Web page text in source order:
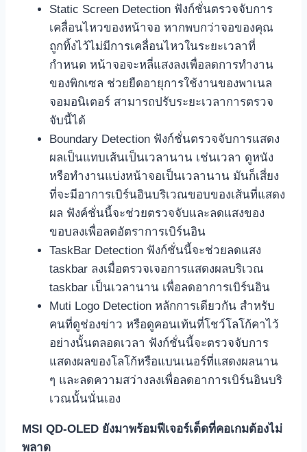
Static Screen Detection ฟังก์ชั่นตรวจจับการ
เคลื่อนไหวของหน้าจอ หากพบกว่าจอของคุณ
ถูกทิ้งไว้ไม่มีการเคลื่อนไหวในระยะเวลาที่
กำหนด หน้าจอจะหลี่แสงลงเพื่อลดการทำงาน
ของพิกเซล ช่วยยืดอายุการใช้งานของพาเนล
จอมอนิเตอร์ สามารถปรับระยะเวลาการตรวจ
จับนี้ได้
Boundary Detection ฟังก์ชั่นตรวจจับการแสดง
ผลเป็นแทบเส้นเป็นเวลานาน เช่นเวลา ดูหนัง
หรือทำงานแบ่งหน้าจอเป็นเวลานาน มันก็เสี่ยง
ที่จะมีอาการเบิร์นอินบริเวณขอบของเส้นที่แสดง
ผล ฟังค์ชั่นนี้จะช่วยตรวจจับและลดแสงของ
ขอบลงเพื่อลดอัตราการเบิร์นอิน
TaskBar Detection ฟังก์ชั่นนี้จะช่วยลดแสง
taskbar ลงเมื่อตรวจเจอการแสดงผลบริเวณ
taskbar เป็นเวลานาน เพื่อลดอาการเบิร์นอิน
Muti Logo Detection หลักการเดียวกัน สำหรับ
คนที่ดูช่องข่าว หรือดูคอนเท้นที่โชว์โลโก้คาไว้
อย่างนั้นตลอดเวลา ฟังก์ชั่นนี้จะตรวจจับการ
แสดงผลของโลโก้หรือแบนเนอร์ที่แสดงผลนาน
ๆ และลดความสว่างลงเพื่อลดอาการเบิร์นอินบริ
เวณนั้นนั่นเอง
MSI QD-OLED ยังมาพร้อมฟีเจอร์เด็ดที่คอเกมต้องไม่
พลาด